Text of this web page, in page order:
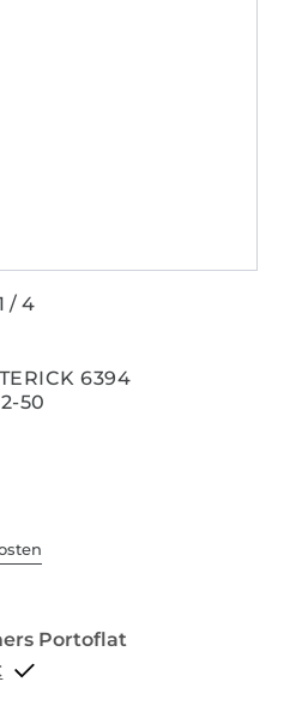
6394
50
€